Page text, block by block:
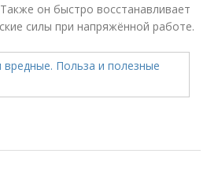
он быстро восстанавливает
силы при напряжённой работе.